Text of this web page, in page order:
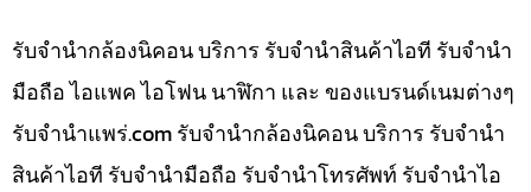
รับจำนำกล้องนิคอน บริการ รับจำนำสินค้าไอที รับจำนำ
มือถือ ไอแพค ไอโฟน นาฬิกา และ ของแบรนด์เนมต่างๆ
รับจํานําแพร่.com รับจำนำกล้องนิคอน บริการ รับจำนำ
สินค้าไอที รับจำนำมือถือ รับจำนำโทรศัพท์ รับจำนำไอ